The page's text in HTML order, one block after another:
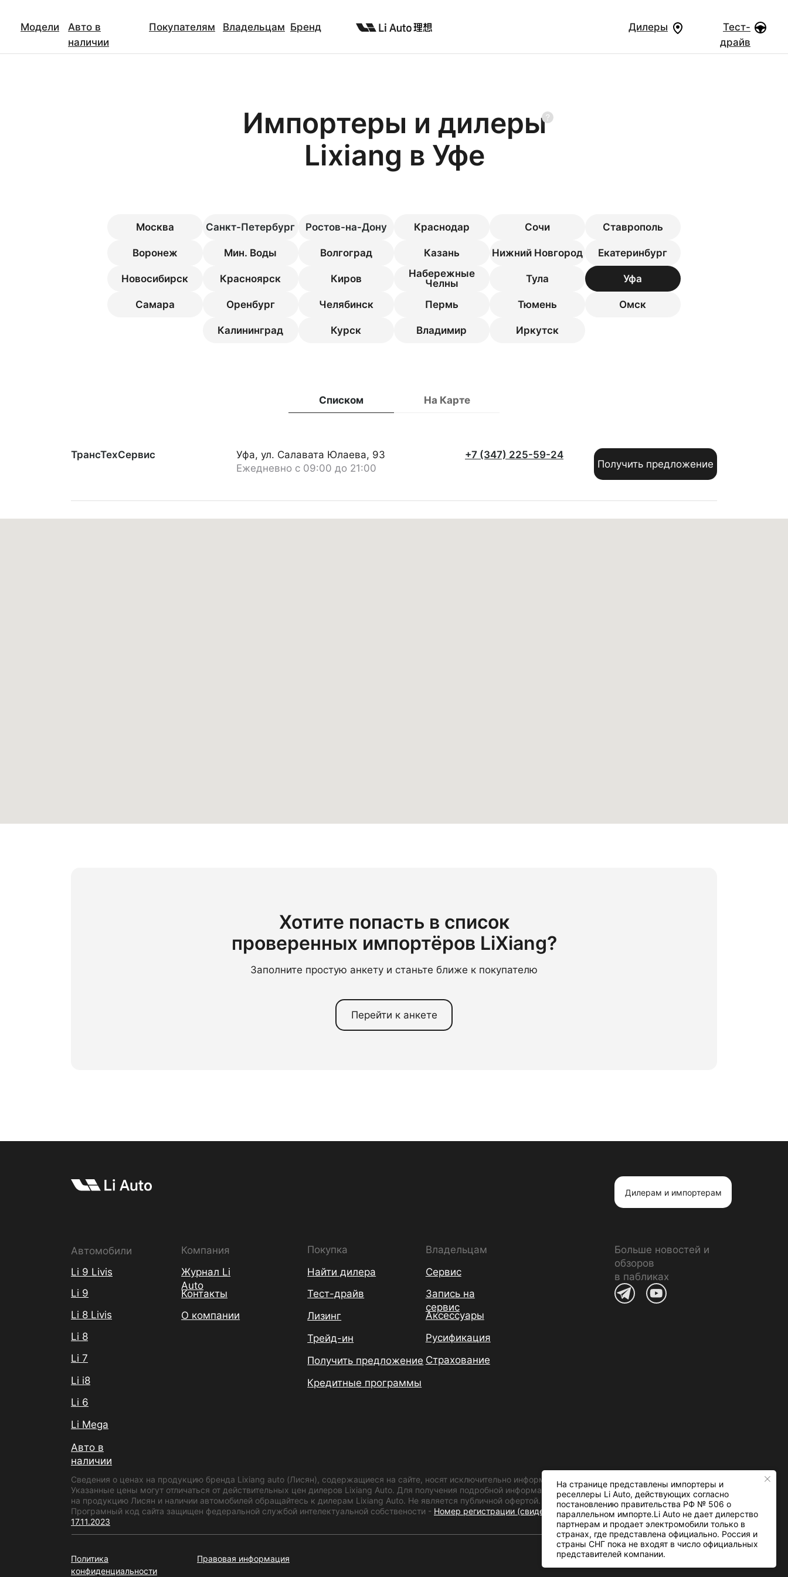
Модели Покупателям Владельцам
Авто в
наличии
Бренд Дилеры
Тест-
драйв
Импортеры и дилеры
Liхiang в Уфе
Москва Санкт-Петербург Ростов-на-Дону Краснодар Сочи Ставрополь
Воронеж Мин. Воды Волгоград Казань Нижний Новгород Екатеринбург
Новосибирск Красноярск Киров
Набережные
Челны
Тула Уфа
Самара Оренбург Челябинск Пермь Тюмень Омск
Калининград Курск Владимир Иркутск
Списком На Карте
ТрансТехСервис
Уфа, ул. Салавата Юлаева, 93
Ежедневно с 09:00 до 21:00
+7 (347) 225-59-24
Получить предложение
Хотите попасть в список
проверенных импортёров LiXiang?
Заполните простую анкету и станьте ближе к покупателю
Перейти к анкете
Перейти к анкете
На странице представлены импортеры и
реселлеры Li Auto, действующих согласно
постановлению правительства РФ № 506 о
параллельном импорте.Li Auto не дает дилерство
партнерам и продает электромобили только в
странах, где представлена официально. Россия и
страны СНГ пока не входят в число официальных
представителей компании.
Автомобили
Li 9
Li 9 Livis
Авто в
наличии
Политика
конфиденциальности
Разработка сайта —
Владельцам
Запись на
сервис
Аксессуары
Компания
Покупка
Найти дилера
Журнал Li
Auto
Тест-драйв
Контакты
Больше новостей и
обзоров
в пабликах
Дилерам и импортерам
Сведения о ценах на продукцию бренда Lixiang auto (Лисян), содержащиеся на сайте, носят исключительно информационный характер.
Указанные цены могут отличаться от действительных цен дилеров Lixiang Auto. Для получения подробной информации об актуальных ценах
на продукцию Лисян и наличии автомобилей обращайтесь к дилерам Lixiang Auto. Не является публичной офертой.
Програмный код сайта защищен федеральной службой интелектуальной собствености - Номер регистрации (свидетельства):2023684680 от
17.11.2023
Правовая информация
О компании
Страхование
Русификация
Li 8 Livis
Li 8
Li 7
Лизинг
Кредитные программы
Получить предложение
Трейд-ин
Сервис
Li i8
Li Mega
Li 6